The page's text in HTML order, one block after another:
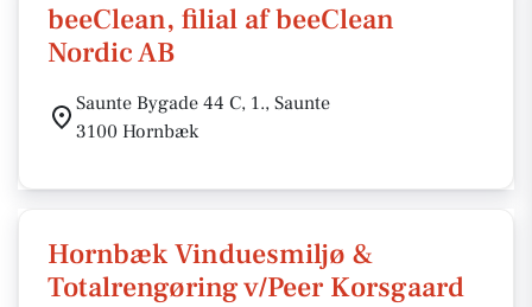
beeClean, filial af beeClean
Nordic AB
Saunte Bygade 44 C, 1., Saunte
3100 Hornbæk
Hornbæk Vinduesmiljø &
Totalrengøring v/Peer Korsgaard